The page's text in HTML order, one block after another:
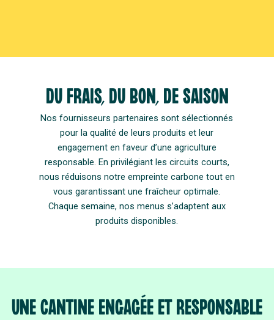
DU FRAIS, DU BON, DE SAISON
Nos fournisseurs partenaires sont sélectionnés
pour la qualité de leurs produits et leur
engagement en faveur d’une agriculture
responsable. En privilégiant les circuits courts,
nous réduisons notre empreinte carbone tout en
vous garantissant une fraîcheur optimale.
Chaque semaine, nos menus s’adaptent aux
produits disponibles.
UNE CANTINE ENGAGÉE ET RESPONSABLE